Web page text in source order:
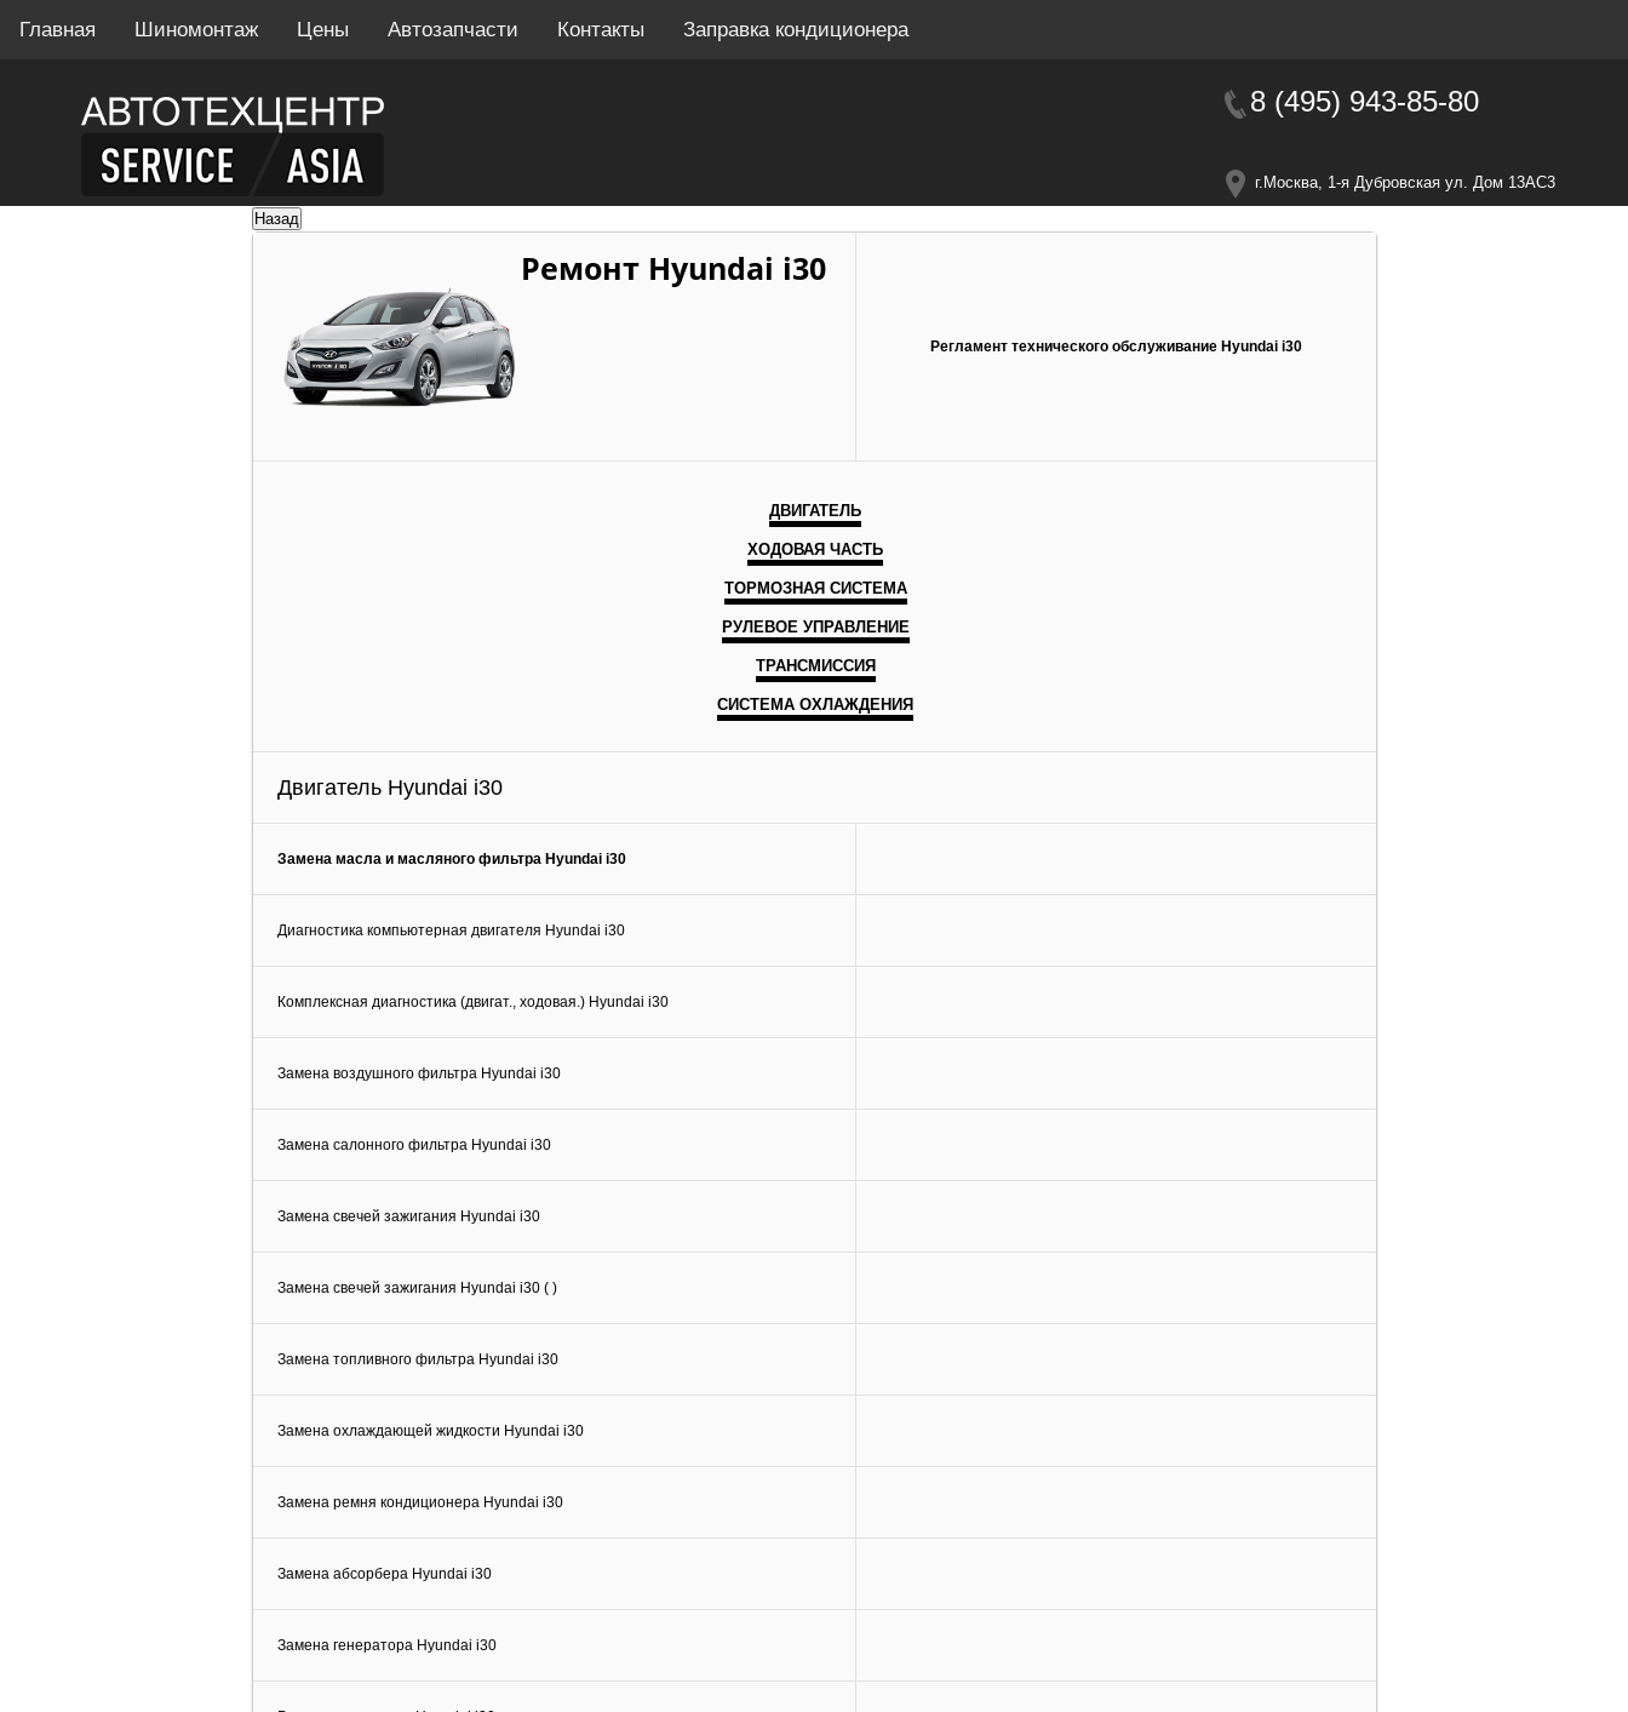
Главная Шиномонтаж Цены Автозапчасти Контакты Заправка кондиционера
8 (495) 943-85-80
г.Москва, 1-я Дубровская ул. Дом 13АС3
Ремонт Hyundai i30
Регламент технического обслуживание Hyundai i30
ДВИГАТЕЛЬ
ХОДОВАЯ ЧАСТЬ
ТОРМОЗНАЯ СИСТЕМА
РУЛЕВОЕ УПРАВЛЕНИЕ
ТРАНСМИССИЯ
СИСТЕМА ОХЛАЖДЕНИЯ
Двигатель Hyundai i30
Замена масла и масляного фильтра Hyundai i30
Диагностика компьютерная двигателя Hyundai i30
Комплексная диагностика (двигат., ходовая.) Hyundai i30
Замена воздушного фильтра Hyundai i30
Замена салонного фильтра Hyundai i30
Замена свечей зажигания Hyundai i30
Замена свечей зажигания Hyundai i30 ( )
Замена топливного фильтра Hyundai i30
Замена охлаждающей жидкости Hyundai i30
Замена ремня кондиционера Hyundai i30
Замена абсорбера Hyundai i30
Замена генератора Hyundai i30